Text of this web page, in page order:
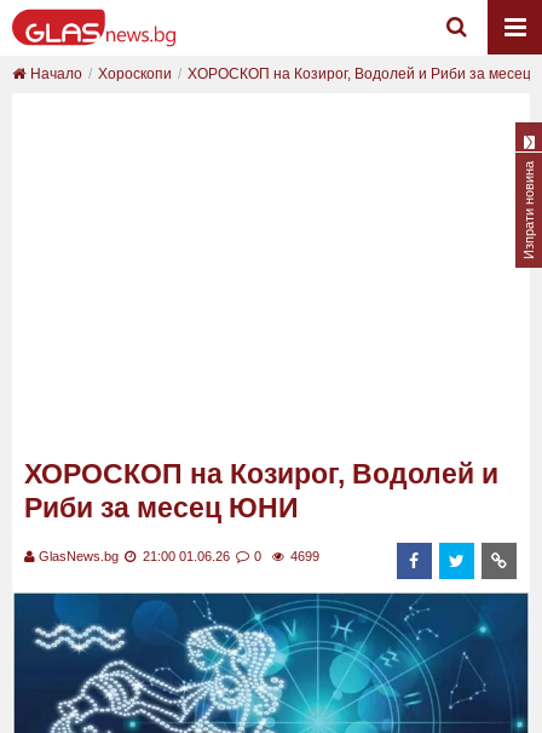
Начало Хороскопи ХОРОСКОП на Козирог, Водолей и Риби за
ХОРОСКОП на Козирог, Водолей и
Риби за месец ЮНИ
GlasNews.bg 21:00 01.06.26 0 4699
Изпрати новина